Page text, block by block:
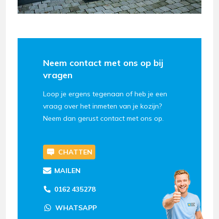
Neem contact met ons op bij
vragen
Loop je ergens tegenaan of heb je een
vraag over het inmeten van je kozijn?
Neem dan gerust contact met ons op.
CHATTEN
MAILEN
0162 435278
WHATSAPP